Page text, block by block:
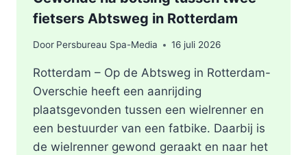
fietsers Abtsweg in Rotterdam
Door Persbureau Spa-Media 16 juli 2026
Rotterdam – Op de Abtsweg in Rotterdam-
Overschie heeft een aanrijding
plaatsgevonden tussen een wielrenner en
een bestuurder van een fatbike. Daarbij is
de wielrenner gewond geraakt en naar het